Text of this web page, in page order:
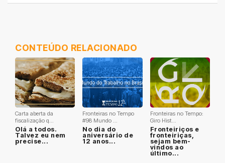
CONTEÚDO RELACIONADO
Carta aberta da
fiscalização q...
Olá a todos.
Talvez eu nem
precise...
Fronteiras no Tempo
#98 Mundo ...
No dia do
aniversário de
12 anos...
Fronteiras no Tempo:
Giro Hist...
Fronteiriços e
fronteiriças,
sejam bem-
vindos ao
último...